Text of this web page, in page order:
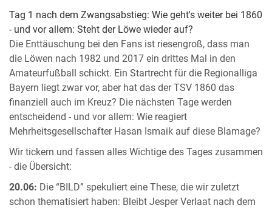
Tag 1 nach dem Zwangsabstieg: Wie geht's weiter bei 1860
- und vor allem: Steht der Löwe wieder auf?
Die Enttäuschung bei den Fans ist riesengroß, dass man
die Löwen nach 1982 und 2017 ein drittes Mal in den
Amateurfußball schickt. Ein Startrecht für die Regionalliga
Bayern liegt zwar vor, aber hat das der TSV 1860 das
finanziell auch im Kreuz? Die nächsten Tage werden
entscheidend - und vor allem: Wie reagiert
Mehrheitsgesellschafter Hasan Ismaik auf diese Blamage?
Wir tickern und fassen alles Wichtige des Tages zusammen
- die Übersicht:
20.06: Die “BILD” spekuliert eine These, die wir zuletzt
schon thematisiert haben: Bleibt Jesper Verlaat nach dem